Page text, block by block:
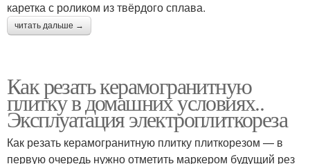
каретка с роликом из твёрдого сплава.
читать дальше →
Как резать керамогранитную
плитку в домашних условиях..
Эксплуатация электроплиткореза
Как резать керамогранитную плитку плиткорезом — в
первую очередь нужно отметить маркером будущий рез